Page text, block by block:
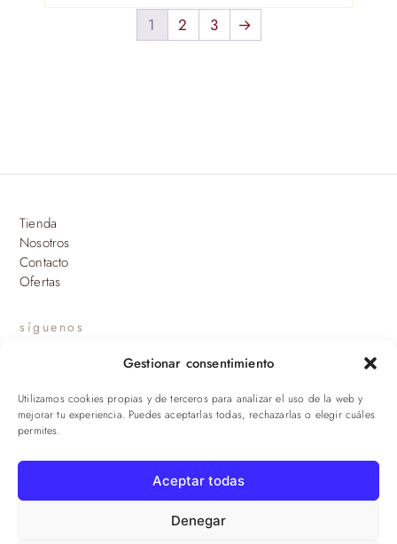
Gestionar consentimiento
Utilizamos cookies propias y de terceros para analizar el uso de la web y
mejorar tu experiencia. Puedes aceptarlas todas, rechazarlas o elegir cuáles
permites.
Aceptar todas
Denegar
1 2 3 →
Tienda
Nosotros
Contacto
Ofertas
síguenos
suscríbete a nuestras novedades
© 2026 Viandas de la Sierra · Damaroca Ibéricos S.L. · B-90471293 ·